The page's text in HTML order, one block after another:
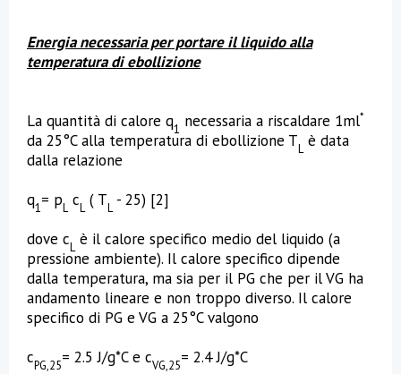
Energia necessaria per portare il liquido alla
temperatura di ebollizione
La quantità di calore q1 necessaria a riscaldare 1ml*
da 25°C alla temperatura di ebollizione TL è data
dalla relazione
q1= pL cL ( TL - 25) [2]
dove cL è il calore specifico medio del liquido (a
pressione ambiente). Il calore specifico dipende
dalla temperatura, ma sia per il PG che per il VG ha
andamento lineare e non troppo diverso. Il calore
specifico di PG e VG a 25°C valgono
cPG,25= 2.5 J/g*C e cVG,25= 2.4 J/g*C